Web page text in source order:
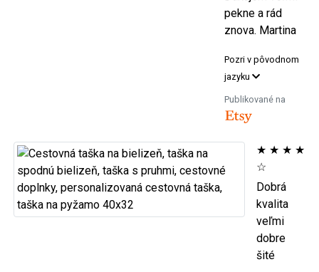
pekne a rád
znova. Martina
Pozri v pôvodnom
jazyku
Publikované na
★ ★ ★ ★
☆
Dobrá
kvalita
veľmi
dobre
šité